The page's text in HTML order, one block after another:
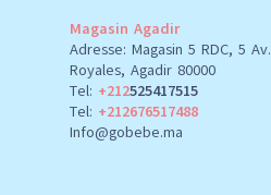
Magasin Agadir
Adresse: Magasin 5 RDC, 5
Royales, Agadir 80000
Tel: +212525417515
Tel: +212676517488
Info@gobebe.ma